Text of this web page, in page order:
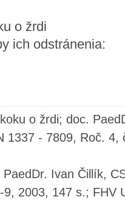
o žrdi
ich odstránenia:
o žrdi; doc.
1337 - 7809, Roč.
Ivan Čillík,
2003, 147 s.; FHV